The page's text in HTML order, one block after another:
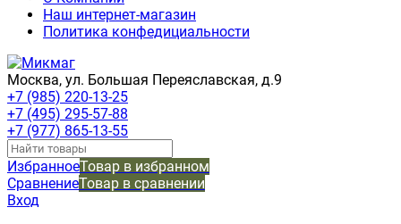
Наш интернет-магазин
Политика конфедициальности
Москва, ул. Большая Переяславская, д.9
+7 (985) 220-13-25
+7 (495) 295-57-88
+7 (977) 865-13-55
ИзбранноеТовар в избранном
СравнениеТовар в сравнении
Вход